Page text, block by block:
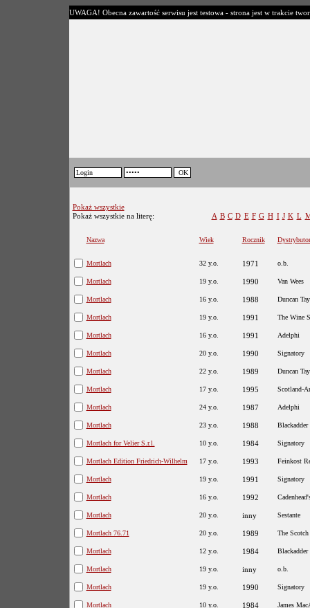
UWAGA! Obecna zawartość serwisu jest testowa - strona jest w trakcie
Pokaż wszystkie
Pokaż wszystkie na literę:
A B C D E F G H I J K L
Nazwa Wiek Rocznik Dystrybutor
Mortlach 32 y.o. 1971 o.b.
Mortlach 19 y.o. 1990 Van Wees
Mortlach 16 y.o. 1988 Duncan
Mortlach 19 y.o. 1991 The Wine
Mortlach 16 y.o. 1991 Adelphi
Mortlach 20 y.o. 1990 Signatory
Mortlach 22 y.o. 1989 Duncan
Mortlach 17 y.o. 1995 Scotland-
Mortlach 24 y.o. 1987 Adelphi
Mortlach 23 y.o. 1988 Blackadder
Mortlach for Velier S.r.l. 10 y.o. 1984 Signatory
Mortlach Edition Friedrich-Wilhelm 17 y.o. 1993 Feinkost
Mortlach 19 y.o. 1991 Signatory
Mortlach 16 y.o. 1992
Mortlach 20 y.o. inny Sestante
Mortlach 76.71 20 y.o. 1989 The
Mortlach 12 y.o. 1984 Blackadder
Mortlach 19 y.o. inny o.b.
Mortlach 19 y.o. 1990 Signatory
Mortlach 10 y.o. 1984 James